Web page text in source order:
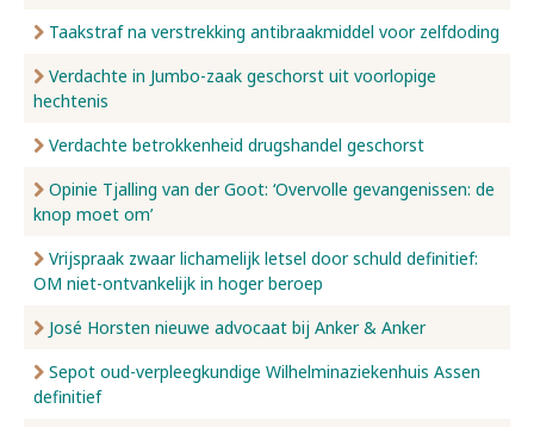
Taakstraf na verstrekking antibraakmiddel voor zelfdoding
Verdachte in Jumbo-zaak geschorst uit voorlopige
hechtenis
Verdachte betrokkenheid drugshandel geschorst
Opinie Tjalling van der Goot: ‘Overvolle gevangenissen: de
knop moet om’
Vrijspraak zwaar lichamelijk letsel door schuld definitief:
OM niet-ontvankelijk in hoger beroep
José Horsten nieuwe advocaat bij Anker & Anker
Sepot oud-verpleegkundige Wilhelminaziekenhuis Assen
definitief